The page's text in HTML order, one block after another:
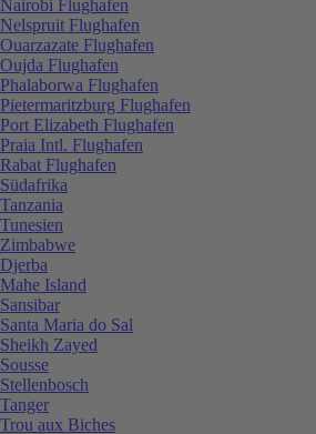
Nairobi Flughafen
Nelspruit Flughafen
Ouarzazate Flughafen
Oujda Flughafen
Phalaborwa Flughafen
Pietermaritzburg Flughafen
Port Elizabeth Flughafen
Praia Intl. Flughafen
Rabat Flughafen
Südafrika
Tanzania
Tunesien
Zimbabwe
Djerba
Mahe Island
Sansibar
Santa Maria do Sal
Sheikh Zayed
Sousse
Stellenbosch
Tanger
Trou aux Biches